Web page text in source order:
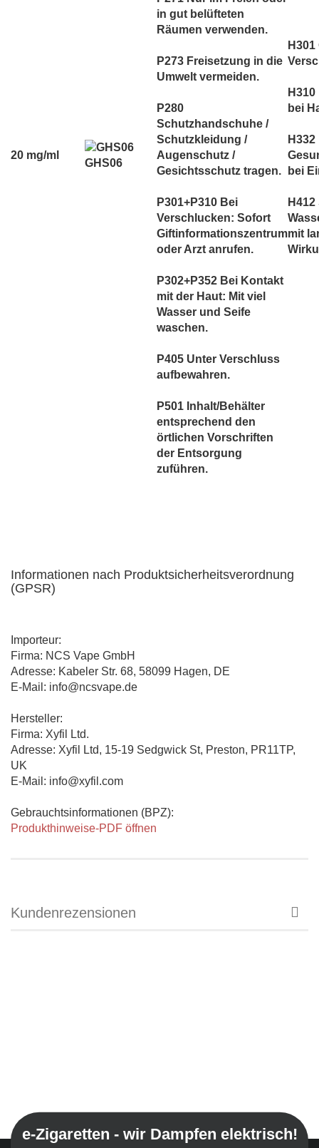
20 mg/ml
GHS06
in gut belüfteten
Räumen verwenden.
P273 Freisetzung in die
Umwelt vermeiden.
P280
Schutzhandschuhe /
Schutzkleidung /
Augenschutz /
Gesichtsschutz tragen.
P301+P310 Bei
Verschlucken: Sofort
Giftinformationszentrum
oder Arzt anrufen.
P302+P352 Bei Kontakt
mit der Haut: Mit viel
Wasser und Seife
waschen.
P405 Unter Verschluss
aufbewahren.
P501 Inhalt/Behälter
entsprechend den
örtlichen Vorschriften
der Entsorgung
zuführen.
bei
H332
bei
mit
Informationen nach Produktsicherheitsverordnung
(GPSR)
Importeur:
Firma: NCS Vape GmbH
Adresse: Kabeler Str. 68, 58099 Hagen, DE
E-Mail: info@ncsvape.de
Hersteller:
Firma: Xyfil Ltd.
Adresse: Xyfil Ltd, 15-19 Sedgwick St, Preston, PR11TP,
UK
E-Mail: info@xyfil.com
Gebrauchtsinformationen (BPZ):
Produkthinweise-PDF öffnen
Kundenrezensionen
e-Zigaretten - wir Dampfen elektrisch!